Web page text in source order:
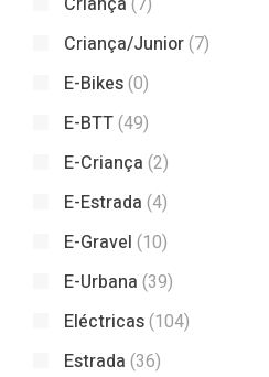
Criança/Junior(7)
E-Bikes(0)
E-BTT(49)
E-Criança (2)
E-Estrada (4)
E-Gravel (10)
E-Urbana (39)
Eléctricas(104)
Estrada (36)